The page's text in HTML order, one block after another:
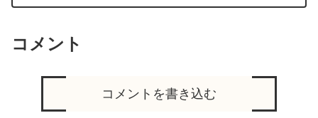
コメント
コメントを書き込む